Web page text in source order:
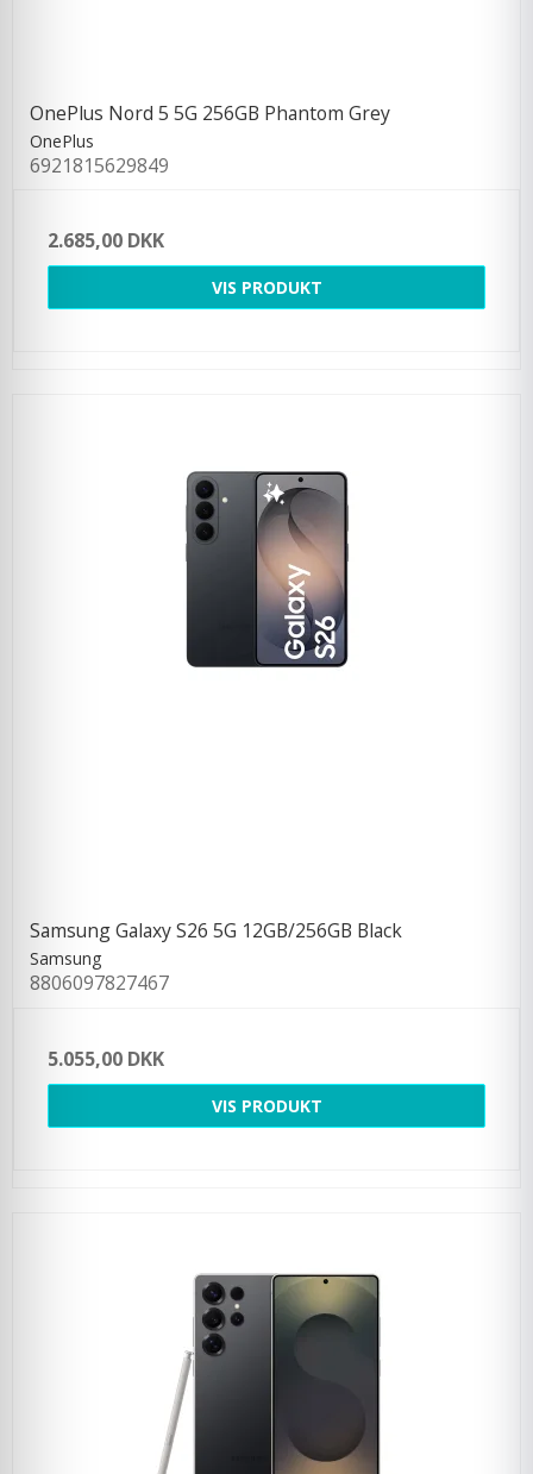
OnePlus Nord 5 5G 256GB Phantom Grey
OnePlus
6921815629849
2.685,00 DKK
VIS PRODUKT
Samsung Galaxy S26 5G 12GB/256GB Black
Samsung
8806097827467
5.055,00 DKK
VIS PRODUKT